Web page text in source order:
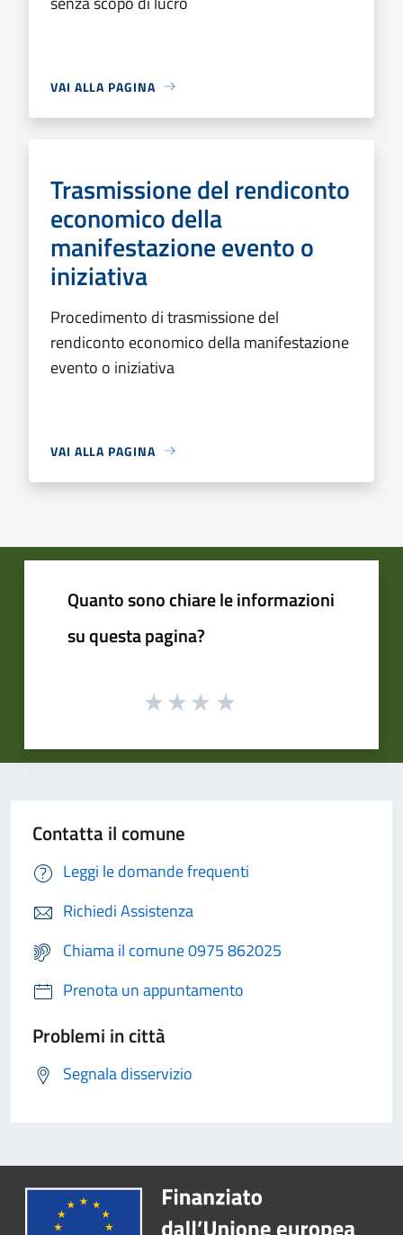
VAI ALLA PAGINA
Trasmissione del rendiconto
economico della
manifestazione evento o
iniziativa
Procedimento di trasmissione del
rendiconto economico della manifestazione
evento o iniziativa
VAI ALLA PAGINA
Quanto sono chiare le informazioni
su questa pagina?
Contatta il comune
Leggi le domande frequenti
Richiedi Assistenza
Chiama il comune 0975 862025
Prenota un appuntamento
Problemi in città
Segnala disservizio